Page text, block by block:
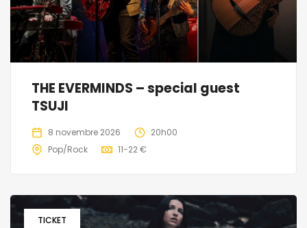
THE EVERMINDS – special guest
TSUJI
8 novembre 2026
20h00
Pop/Rock
11-22 €
TICKET